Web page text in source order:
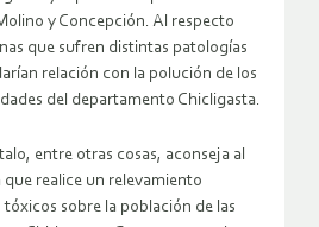
y Concepción. Al respecto
que sufren distintas patologías
relación con la polución de los
del departamento Chicligasta.
entre otras cosas, aconseja al
realice un relevamiento
sobre la población de las